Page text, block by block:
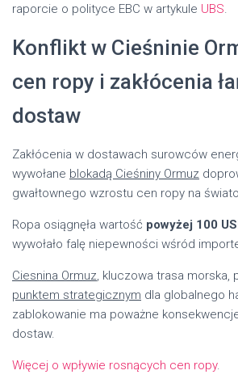
raporcie o polityce EBC w artykule UBS.
Konflikt w Cieśninie
cen ropy i zakłócenia
dostaw
Zakłócenia w dostawach surowców
wywołane blokadą Cieśniny Ormuz
gwałtownego wzrostu cen ropy na
Ropa osiągnęła wartość powyżej 100
wywołało falę niepewności wśród
Ciesnina Ormuz, kluczowa trasa morska,
punktem strategicznym dla globalnego
zablokowanie ma poważne
dostaw.
Więcej o wpływie rosnących cen ropy.